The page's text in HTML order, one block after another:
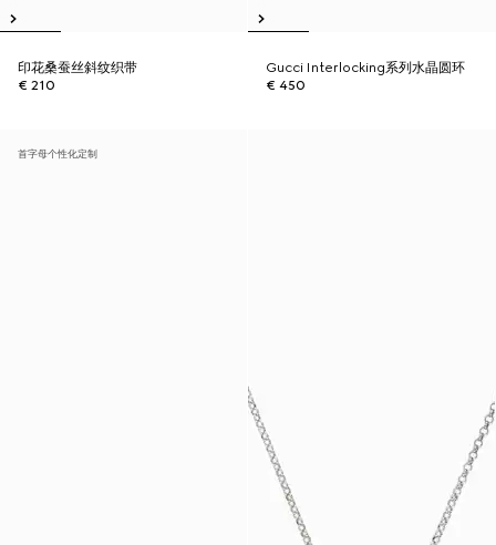
印花桑蚕丝斜纹织带
€ 210
Gucci Interlocking系列水晶圆环
€ 450
首字母个性化定制